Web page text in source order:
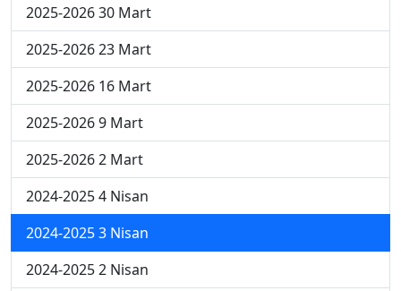
2025-2026 30 Mart
2025-2026 23 Mart
2025-2026 16 Mart
2025-2026 9 Mart
2025-2026 2 Mart
2024-2025 4 Nisan
2024-2025 3 Nisan
2024-2025 2 Nisan